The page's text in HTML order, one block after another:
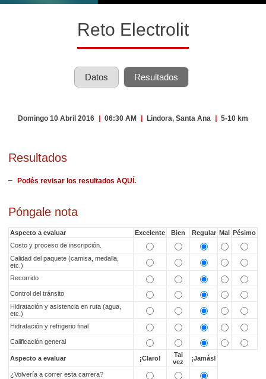
Reto Electrolit
Datos Resultados
Domingo 10 Abril 2016 | 06:30 AM | Lindora, Santa Ana | 5-10 km
Resultados
Podés revisar los resultados AQUÍ.
Póngale nota
Aspecto a evaluar Excelente Bien Regular Mal Pésimo
Costo y proceso de inscripción.
Calidad del paquete (camisa, medalla,
etc.)
Recorrido
Control del tránsito
Hidratación y asistencia en ruta (agua,
etc.)
Hidratación y refrigerio final
Calificación general
Aspecto a evaluar ¡Claro!
Tal
vez
¡Jamás!
¿Volvería a correr esta carrera?